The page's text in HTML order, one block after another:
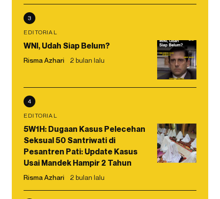
3
EDITORIAL
WNI, Udah Siap Belum?
Risma Azhari 2 bulan lalu
4
EDITORIAL
5W1H: Dugaan Kasus Pelecehan
Seksual 50 Santriwati di
Pesantren Pati: Update Kasus
Usai Mandek Hampir 2 Tahun
Risma Azhari 2 bulan lalu